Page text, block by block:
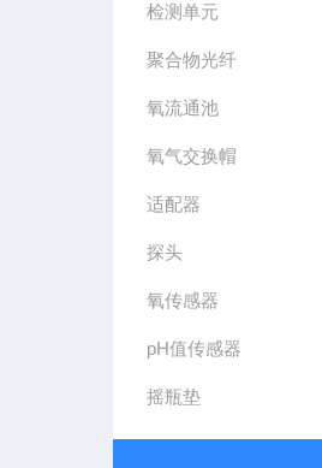
检测单元
聚合物光纤
氧流通池
氧气交换帽
适配器
探头
氧传感器
pH值传感器
摇瓶垫